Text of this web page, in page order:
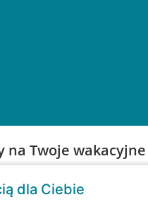
na Twoje
dla Ciebie